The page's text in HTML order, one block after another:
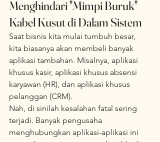
Menghindari "Mimpi Buruk"
Kabel Kusut di Dalam Sistem
Saat bisnis kita mulai tumbuh besar,
kita biasanya akan membeli banyak
aplikasi tambahan. Misalnya, aplikasi
khusus kasir, aplikasi khusus absensi
karyawan (HR), dan aplikasi khusus
pelanggan (CRM).
Nah, di sinilah kesalahan fatal sering
terjadi. Banyak pengusaha
menghubungkan aplikasi-aplikasi ini